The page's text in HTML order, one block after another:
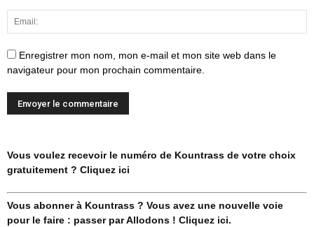
Enregistrer mon nom, mon e-mail et mon site web dans le
navigateur pour mon prochain commentaire.
Vous voulez recevoir le numéro de Kountrass de votre choix
gratuitement ? Cliquez ici
Vous abonner à Kountrass ? Vous avez une nouvelle voie
pour le faire : passer par Allodons ! Cliquez ici.